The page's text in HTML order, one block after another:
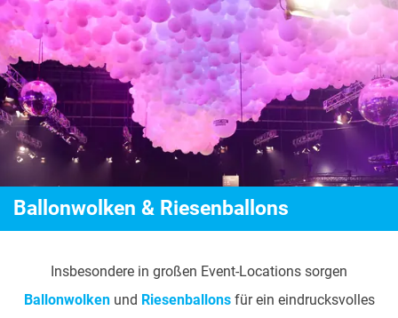
Ballonwolken & Riesenballons
Insbesondere in großen Event-Locations sorgen
Ballonwolkenund Riesenballonsfür ein eindrucksvolles